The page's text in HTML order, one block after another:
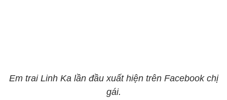
Em trai Linh Ka lần đầu xuất hiện trên Facebook chị
gái.